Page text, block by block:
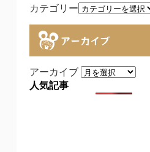
カテゴリー
アーカイブ
アーカイブ
人気記事